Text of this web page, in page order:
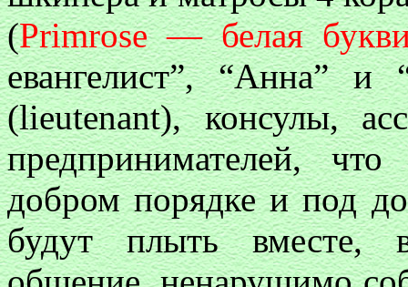
(Primrose — белая
евангелист”, “Анна” и
(lieutenant), консулы,
предпринимателей,
добром порядке и под
будут плыть вместе,